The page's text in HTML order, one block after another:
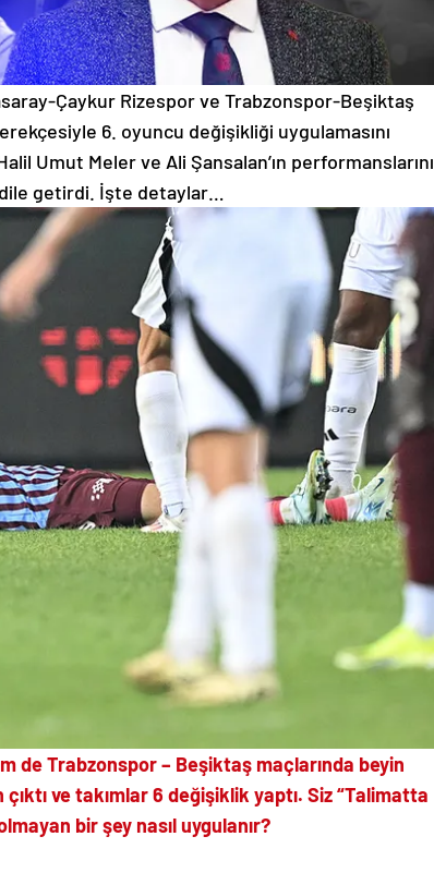
Çaykur Rizespor ve Trabzonspor-Beşiktaş
6. oyuncu değişikliği uygulamasını
Umut Meler ve Ali Şansalan’ın performanslarını
getirdi. İşte detaylar…
de Trabzonspor – Beşiktaş maçlarında beyin
ve takımlar 6 değişiklik yaptı. Siz “Talimatta
bir şey nasıl uygulanır?